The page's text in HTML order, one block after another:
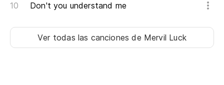
Don't you understand me
Ver todas las cancionesde Mervil Luck